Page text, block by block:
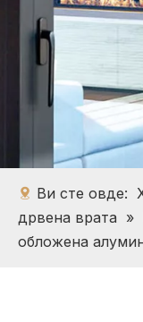
Ви сте овде:
дрвена врата »
обложена